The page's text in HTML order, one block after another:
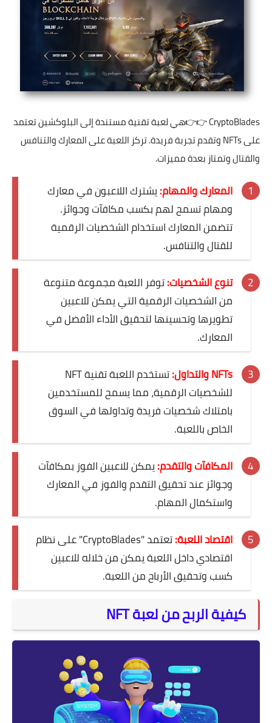
CryptoBlades👉👉هي لعبة تقنية مستندة إلى البلوكشين تعتمد
على NFTs وتقدم تجربة فريدة. تركز اللعبة على المعارك والتنافس
والقتال وتمتاز بعدة مميزات.
المعارك والمهام:يشترك اللاعبون في معارك
ومهام تسمح لهم بكسب مكافآت وجوائز.
تتضمن المعارك استخدام الشخصيات الرقمية
للقتال والتنافس.
تنوع الشخصيات:توفر اللعبة مجموعة متنوعة
من الشخصيات الرقمية التي يمكن للاعبين
تطويرها وتحسينها لتحقيق الأداء الأفضل في
المعارك.
NFTs والتداول:
تستخدم اللعبة تقنية NFT
للشخصيات الرقمية، مما يسمح للمستخدمين
بامتلاك شخصيات فريدة وتداولها في السوق
الخاص باللعبة.
المكافآت والتقدم:يمكن للاعبين الفوز بمكافآت
وجوائز عند تحقيق التقدم والفوز في المعارك
واستكمال المهام.
اقتصاد اللعبة:
تعتمد "CryptoBlades" على نظام
اقتصادي داخل اللعبة يمكن من خلاله للاعبين
كسب وتحقيق الأرباح من اللعبة.
كيفية الربح من لعبة NFT